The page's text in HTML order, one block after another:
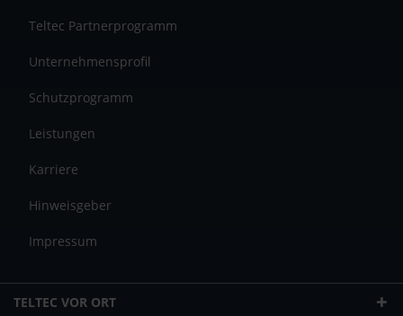
Teltec Partnerprogramm
Unternehmensprofil
Schutzprogramm
Leistungen
Karriere
Hinweisgeber
Impressum
TELTEC VOR ORT